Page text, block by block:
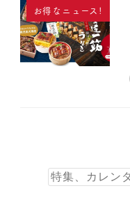
お得なニュース!